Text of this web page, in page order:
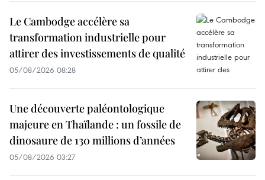
Le Cambodge accélère sa
transformation industrielle pour
attirer des investissements de qualité
05/08/2026 08:28
Une découverte paléontologique
majeure en Thaïlande : un fossile de
dinosaure de 130 millions d’années
05/08/2026 03:27